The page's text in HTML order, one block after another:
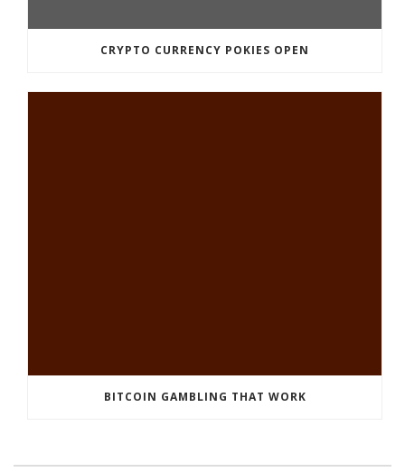
CRYPTO CURRENCY POKIES OPEN
BITCOIN GAMBLING THAT WORK